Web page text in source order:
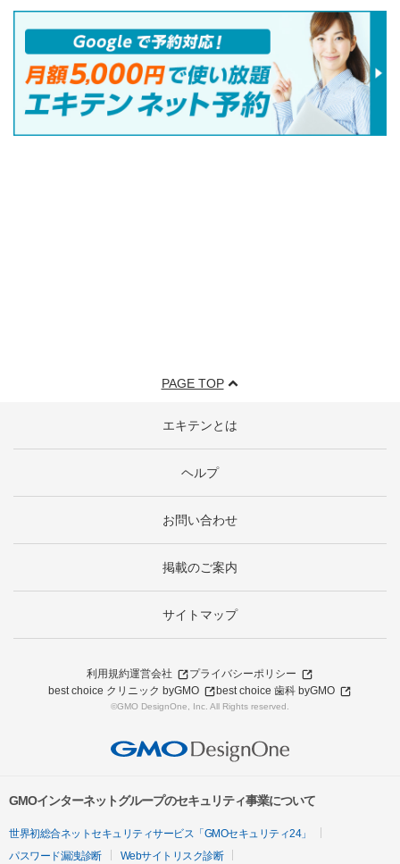
PAGE TOP
エキテンとは
ヘルプ
お問い合わせ
掲載のご案内
サイトマップ
利用規約運営会社
プライバシーポリシー
best choice クリニック byGMO
best choice 歯科 byGMO
©GMO DesignOne, Inc. All Rights reserved.
GMOインターネットグループのセキュリティ事業について
世界初総合ネットセキュリティサービス「GMOセキュリティ24」
パスワード漏洩診断
Webサイトリスク診断